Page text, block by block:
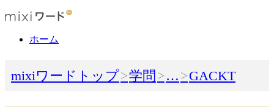
ホーム
mixiワードトップ 学問 … GACKT